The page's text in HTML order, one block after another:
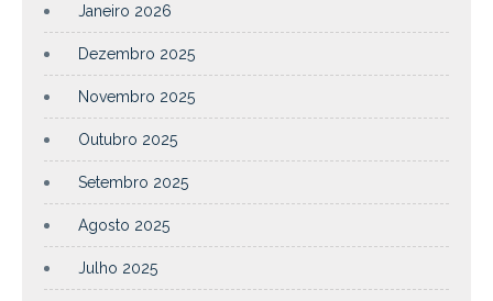
Janeiro 2026
Dezembro 2025
Novembro 2025
Outubro 2025
Setembro 2025
Agosto 2025
Julho 2025